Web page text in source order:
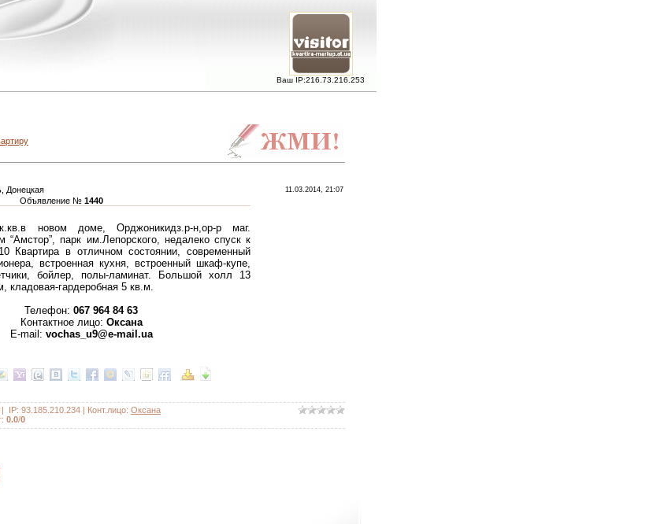
Ваш IP:216.73.216.253
Донецкая 11.03.2014, 21:07
Объявление № 1440
новом доме, Орджоникидз.р-н,ор-р маг.
“Амстор”, парк им.Лепорского, недалеко спуск к
Квартира в отличном состоянии, современный
встроенная кухня, встроенный шкаф-купе,
бойлер, полы-ламинат. Большой холл 13
кладовая-гардеробная 5 кв.м.
Телефон: 067 964 84 63
Контактное лицо: Оксана
E-mail: vochas_u9@e-mail.ua
| IP: 93.185.210.234 | Конт.лицо: Оксана
: 0.0/0